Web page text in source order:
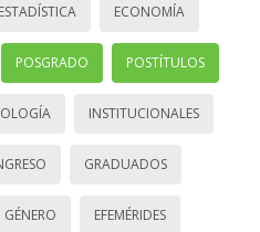
ESTADÍSTICA ECONOMÍA
POSGRADO POSTÍTULOS
INSTITUCIONALES
GRADUADOS
GÉNERO EFEMÉRIDES